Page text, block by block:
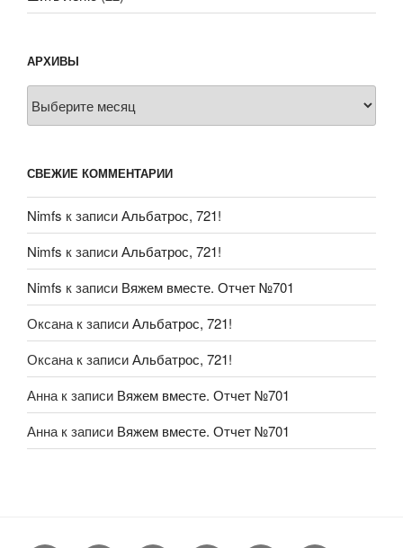
АРХИВЫ
СВЕЖИЕ КОММЕНТАРИИ
Nimfs к записиАльбатрос, 721!
Nimfs к записиАльбатрос, 721!
Nimfs к записи Вяжем вместе. Отчет №701
Оксана к записиАльбатрос, 721!
Оксана к записиАльбатрос, 721!
Анна к записи Вяжем вместе. Отчет №701
Анна к записи Вяжем вместе. Отчет №701